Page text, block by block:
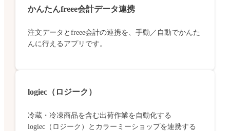
かんたんfreee会計データ連携
注文データとfreee会計の連携を、手動／自動でかんた
んに行えるアプリです。
logiec（ロジーク）
冷蔵・冷凍商品を含む出荷作業を自動化する
logiec（ロジーク）とカラーミーショップを連携する